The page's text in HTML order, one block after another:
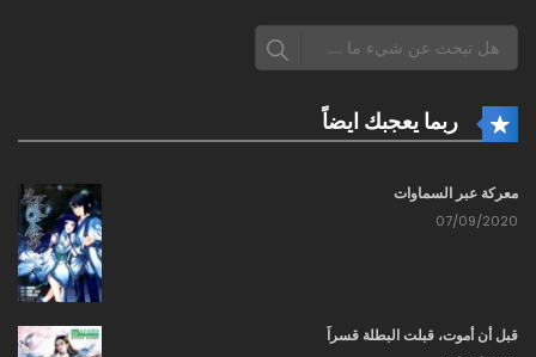
ربما يعجبك ايضاً
معركة عبر السماوات
07/09/2020
قبل أن أموت، قبلت البطلة قسراً